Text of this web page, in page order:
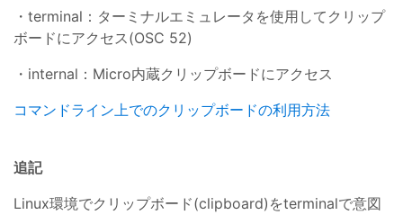
・terminal：ターミナルエミュレータを使用してクリップ
ボードにアクセス(OSC 52)
・internal：Micro内蔵クリップボードにアクセス
コマンドライン上でのクリップボードの利用方法
追記
Linux環境でクリップボード(clipboard)をterminalで意図